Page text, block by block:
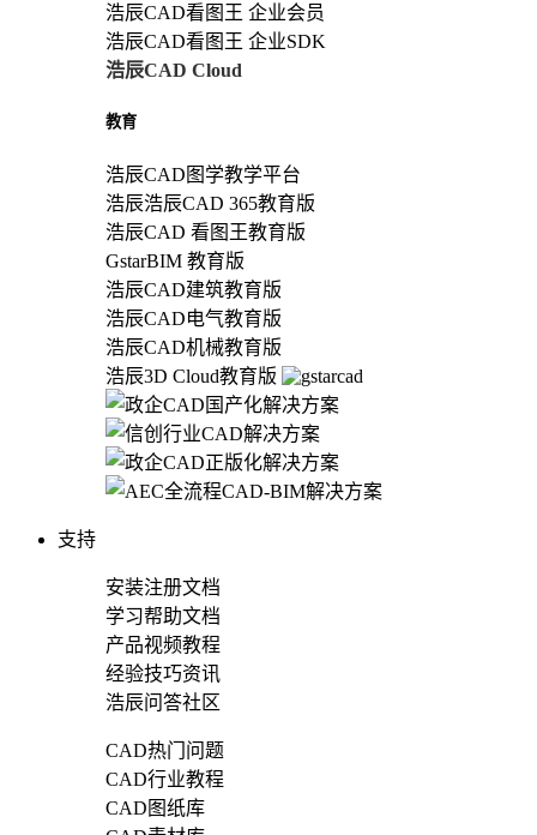
浩辰CAD看图王 企业会员
浩辰CAD看图王 企业SDK
浩辰CAD Cloud
教育
浩辰CAD图学教学平台
浩辰浩辰CAD 365教育版
浩辰CAD 看图王教育版
GstarBIM 教育版
浩辰CAD建筑教育版
浩辰CAD电气教育版
浩辰CAD机械教育版
浩辰3D Cloud教育版
支持
安装注册文档
学习帮助文档
产品视频教程
经验技巧资讯
浩辰问答社区
CAD热门问题
CAD行业教程
CAD图纸库